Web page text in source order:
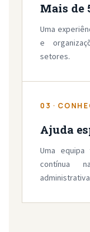
Mais de
Uma
e
setores.
03 ·
Ajuda
Uma
contínua